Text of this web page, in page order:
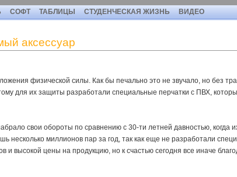
СОФТ ТАБЛИЦЫ СТУДЕНЧЕСКАЯ ЖИЗНЬ ВИДЕО
аксессуар
физической силы. Как бы печально это не звучало, но без
для их защиты разработали специальные перчатки с ПВХ,
свои обороты по сравнению с 30-ти летней давностью, когда
несколько миллионов пар за год, так как еще не разработали
и высокой цены на продукцию, но к счастью сегодня все иначе